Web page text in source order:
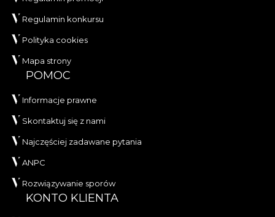
Regulamin konkursu
Polityka cookies
Mapa strony
POMOC
Informacje prawne
Skontaktuj się z nami
Najczęściej zadawane pytania
ANPC
Rozwiązywanie sporów
KONTO KLIENTA